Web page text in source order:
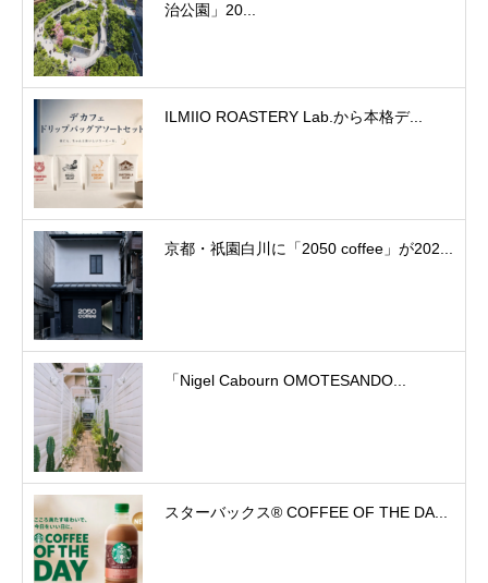
治公園」20...
ILMIIO ROASTERY Lab.から本格デ...
京都・祇園白川に「2050 coffee」が202...
「Nigel Cabourn OMOTESANDO...
スターバックス® COFFEE OF THE DA...